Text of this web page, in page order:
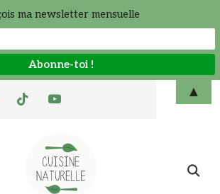
tiktok youtube
Search
ma newsletter mensuelle
▲